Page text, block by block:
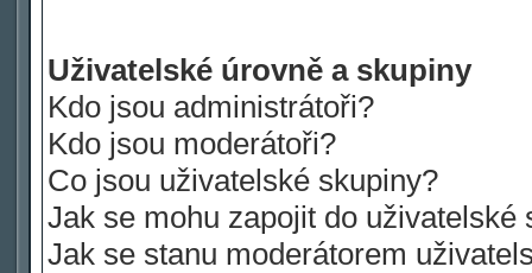
Uživatelské úrovně a skupiny
Kdo jsou administrátoři?
Kdo jsou moderátoři?
Co jsou uživatelské skupiny?
Jak se mohu zapojit do uživatelské
Jak se stanu moderátorem